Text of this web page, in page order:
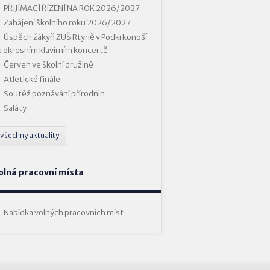
PŘIJÍMACÍ ŘÍZENÍ NA ROK 2026/2027
Zahájení školního roku 2026/2027
Úspěch žákyň ZUŠ Rtyně v Podkrkonoší
okresním klavírním koncertě
Červen ve školní družině
Atletické finále
Soutěž poznávání přírodnin
Saláty
všechny aktuality
pracovní místa
Nabídka volných pracovních míst